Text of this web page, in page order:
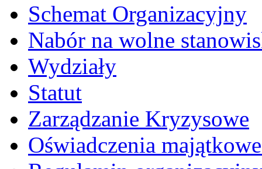
Schemat Organizacyjny
Nabór na wolne
Wydziały
Statut
Zarządzanie Kryzysowe
Oświadczenia